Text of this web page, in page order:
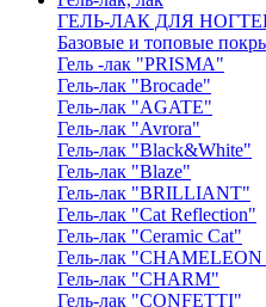
ГЕЛЬ-ЛАК ДЛЯ
Базовые и топовые
Гель -лак "PRISMA"
Гель-лак "Brocade"
Гель-лак "AGATE"
Гель-лак "Avrora"
Гель-лак "Black&White"
Гель-лак "Blaze"
Гель-лак "BRILLIANT"
Гель-лак "Cat Reflection"
Гель-лак "Ceramic Cat"
Гель-лак
Гель-лак "CHARM"
Гель-лак "CONFETTI"